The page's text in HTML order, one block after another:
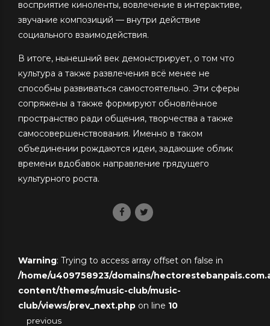
восприятие киноленты, вовлечение в интерактиве,
звучание композиций — внутри действие
социального взаимодействия.
В итоге, нынешний век демонстрирует, о том что
культура а также развлечения всё менее не
способны развиваться самостоятельно. Эти сферы
сопряжены а также формируют обновлённое
пространство ради общения, творчества а также
самосовершенствования. Именно в таком
объединении рождаются идеи, задающие облик
времени вдобавок направление грядущего
культурного роста.
Warning: Trying to access array offset on false in
/home/u409758923/domains/
content/themes/music-club/music-
club/views/prev_next.php on line 10
previous